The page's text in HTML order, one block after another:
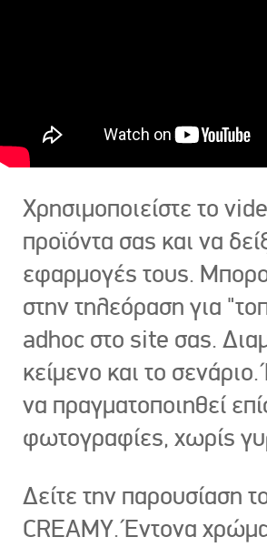
Χρησιμοποιείστε το
προϊόντα σας και να
εφαρμογές τους.
στην τηλεόραση για
adhoc στο site σας.
κείμενο και το
να πραγματοποιηθεί
φωτογραφίες, χωρίς
Δείτε την παρουσίαση
CREAMY. Έντονα